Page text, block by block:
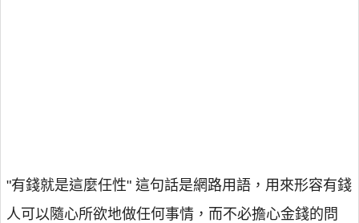
"有錢就是這麼任性" 這句話是網路用語，用來形容有錢
人可以隨心所欲地做任何事情，而不必擔心金錢的問